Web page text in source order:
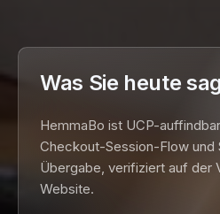
Was Sie heute
HemmaBo ist UCP-
Checkout-Session-Flow
Übergabe, verifiziert auf der
Website.